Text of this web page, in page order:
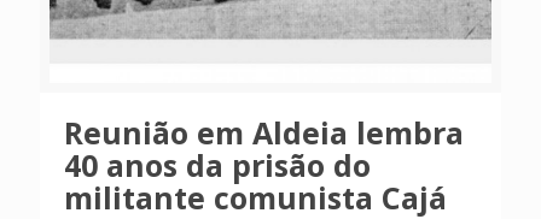
Reunião em Aldeia lembra
40 anos da prisão do
militante comunista Cajá